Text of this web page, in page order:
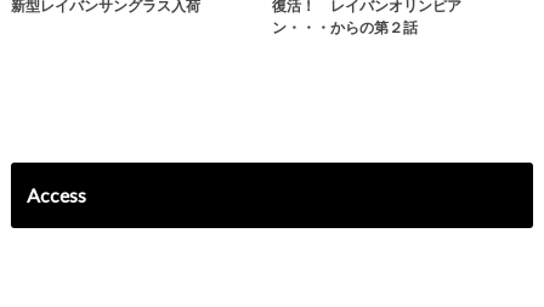
新型レイバンサングラス入荷
復活！ レイバンオリンピア
ン・・・からの第２話
Access